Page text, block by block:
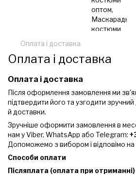
Оплата і доставка
Оплата і доставка
Оплата і доставка
Після оформлення замовлення ми
підтвердити його та узгодити
й доставки.
Зручніше оформити замовлення в
нам у Viber, WhatsApp або Telegram:
Допоможемо з вибором і відповімо на
Способи оплати
Післяплата (оплата при отриманні)